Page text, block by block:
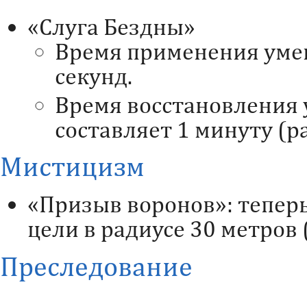
«Слуга Бездны»
Время применения
секунд.
Время восстановления
составляет 1 минуту
Мистицизм
«Призыв воронов»:
цели в радиусе 30
Преследование